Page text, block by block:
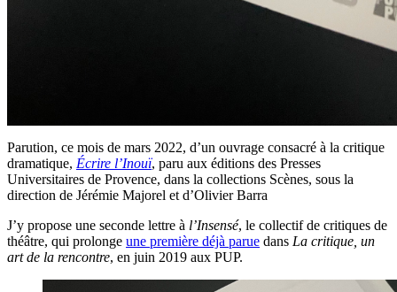
Parution, ce mois de mars 2022, d’un ouvrage consacré à la critique
dramatique, Écrire l’Inouï, paru aux éditions des Presses
Universitaires de Provence, dans la collections Scènes, sous la
direction de Jérémie Majorel et d’Olivier Barra
J’y propose une seconde lettre à l’Insensé, le collectif de critiques de
théâtre, qui prolonge une première déjà parue dans La critique, un
art de la rencontre, en juin 2019 aux PUP.